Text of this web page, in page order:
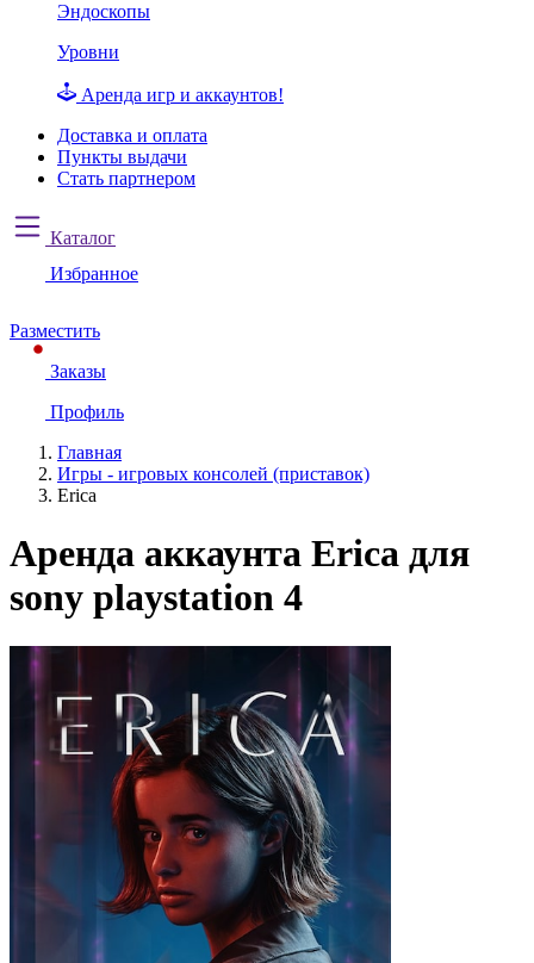
Эндоскопы
Уровни
Аренда игр и аккаунтов!
Доставка и оплата
Пункты выдачи
Стать партнером
Каталог
Избранное
Разместить
Заказы
Профиль
Главная
Игры - игровых консолей (приставок)
Erica
Аренда аккаунта Erica для
sony playstation 4